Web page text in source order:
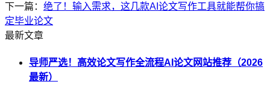
下一篇： 绝了！输入需求，这几款AI论文写作工具就能帮你搞
定毕业论文
最新文章
导师严选！高效论文写作全流程AI论文网站推荐（2026
最新）